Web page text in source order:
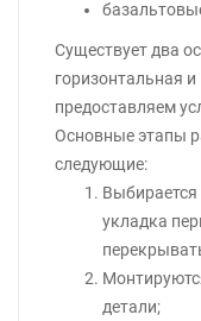
Существует два
горизонтальная
предоставляем
Основные этапы
следующие:
Выбирается
укладка
детали;